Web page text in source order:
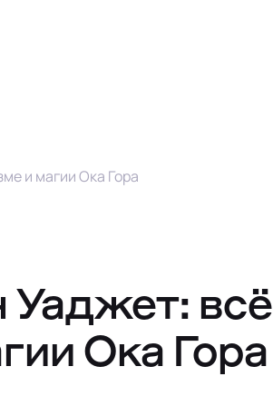
и магии Ока Гора
Уаджет: всё
Ока Гора